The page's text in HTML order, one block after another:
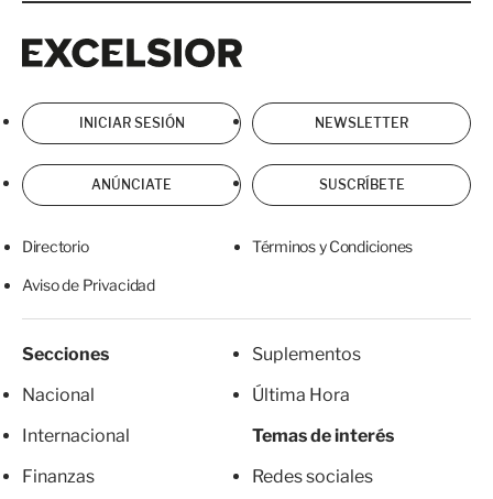
INICIAR SESIÓN NEWSLETTER
ANÚNCIATE SUSCRÍBETE
Directorio Términos y Condiciones
Aviso de Privacidad
Secciones
Nacional
Internacional
Finanzas
Suplementos
Última Hora
Temas de interés
Redes sociales